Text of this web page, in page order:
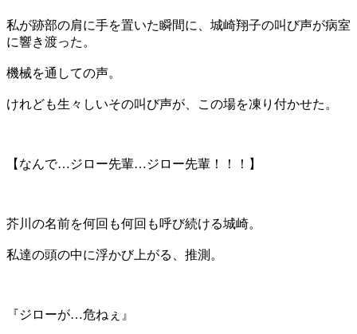
私が跡部の肩に手を置いた瞬間に、城崎翔子の叫び声が病室
に響き渡った。
機械を通しての声。
けれども生々しいその叫び声が、この場を凍り付かせた。
【なんで…ジロー先輩…ジロー先輩！！！ 】
芥川の名前を何回も何回も呼び続ける城崎。
私達の頭の中に浮かび上がる、推測。
『ジローが…危ねぇ』